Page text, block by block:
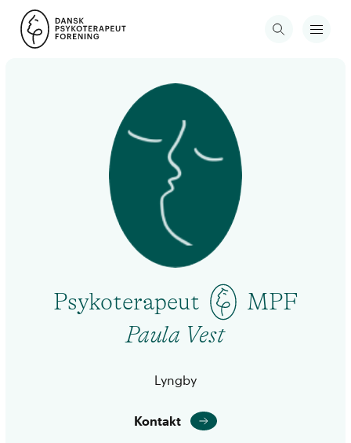
Psykoterapeut
MPF
Paula Vest
Lyngby
Kontakt